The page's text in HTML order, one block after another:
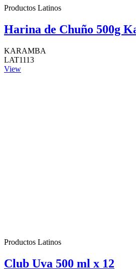
Productos Latinos
Harina de Chuño 500g
KARAMBA
LAT1113
View
Productos Latinos
Club Uva 500 ml x 12